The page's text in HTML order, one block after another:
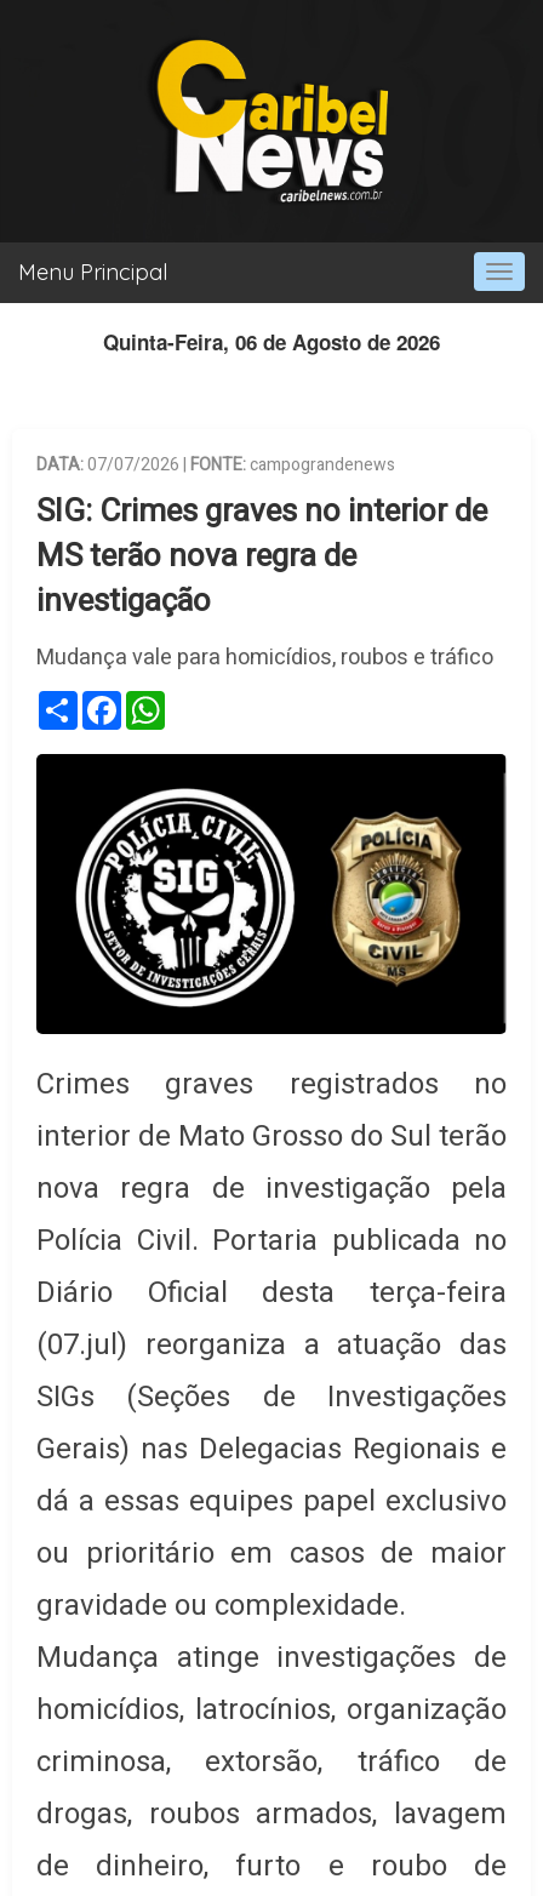
Menu Principal
Quinta-Feira, 06 de Agosto de 2026
DATA:07/07/2026 |FONTE:campograndenews
SIG: Crimes graves no interior de
MS terão nova regra de
investigação
Mudança vale para homicídios, roubos e tráfico
ShareFacebook
Crimes graves registrados no
interior de Mato Grosso do Sul terão
nova regra de investigação pela
Polícia Civil. Portaria publicada no
Diário Oficial desta terça-feira
(07.jul) reorganiza a atuação das
SIGs (Seções de Investigações
Gerais) nas Delegacias Regionais e
dá a essas equipes papel exclusivo
ou prioritário em casos de maior
gravidade ou complexidade.
Mudança atinge investigações de
homicídios, latrocínios, organização
criminosa, extorsão, tráfico de
drogas, roubos armados, lavagem
de dinheiro, furto e roubo de